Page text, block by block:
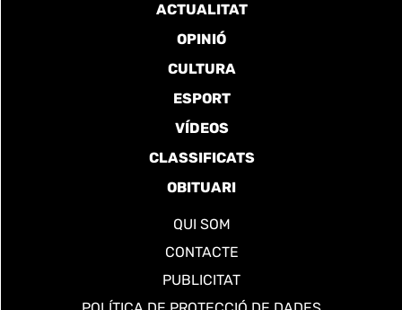
ACTUALITAT
OPINIÓ
CULTURA
ESPORT
VÍDEOS
CLASSIFICATS
OBITUARI
QUI SOM
CONTACTE
PUBLICITAT